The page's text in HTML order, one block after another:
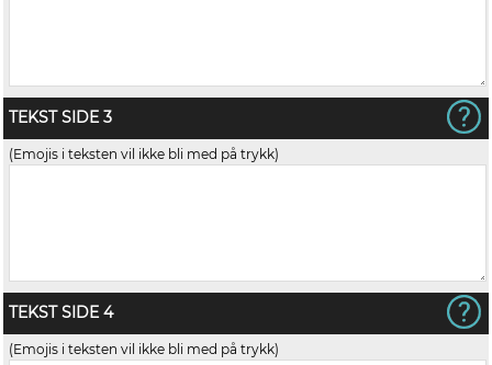
TEKST SIDE 3
(Emojis i teksten vil ikke bli med på trykk)
TEKST SIDE 4
(Emojis i teksten vil ikke bli med på trykk)